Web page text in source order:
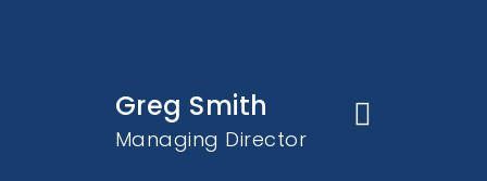
Greg Smith
Managing Director